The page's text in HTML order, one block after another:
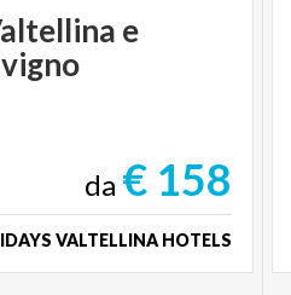
e
da € 158
VALTELLINA HOTELS